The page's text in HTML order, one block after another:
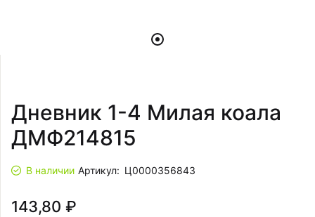
Дневник 1-4 Милая коала
ДМФ214815
В наличии Артикул: Ц0000356843
143,80 ₽